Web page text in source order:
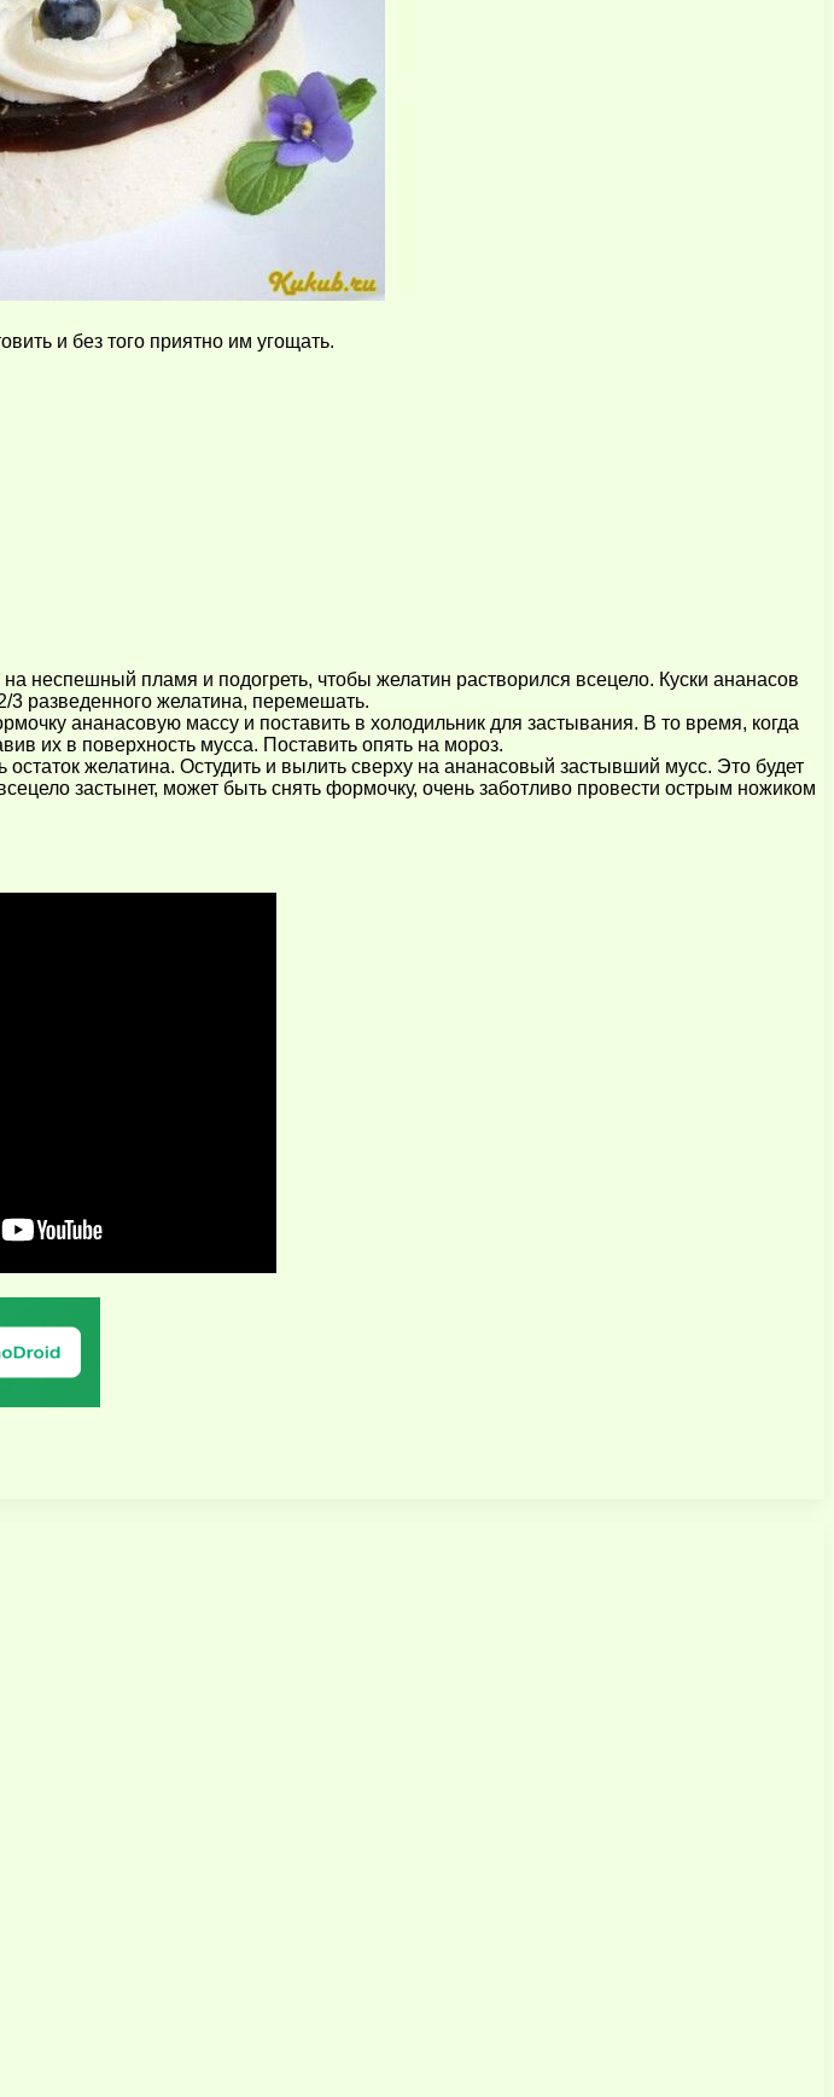
и без того приятно им угощать.
неспешный пламя и подогреть, чтобы желатин растворился всецело. Куски ананасов
3 разведенного желатина, перемешать.
ананасовую массу и поставить в холодильник для застывания. В то время, когда
их в поверхность мусса. Поставить опять на мороз.
желатина. Остудить и вылить сверху на ананасовый застывший мусс. Это будет
застынет, может быть снять формочку, очень заботливо провести острым ножиком